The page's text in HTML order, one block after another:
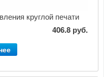
круглой печати
406.8 руб.